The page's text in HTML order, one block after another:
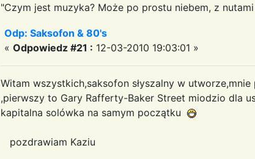
"Czym jest muzyka? Może po prostu niebem, z
Odp: Saksofon & 80's
« Odpowiedz #21 : 12-03-2010 19:03:01 »
Witam wszystkich,saksofon słyszalny w
,pierwszy to Gary Rafferty-Baker Street miodzio dla
kapitalna solówka na samym początku
pozdrawiam Kaziu